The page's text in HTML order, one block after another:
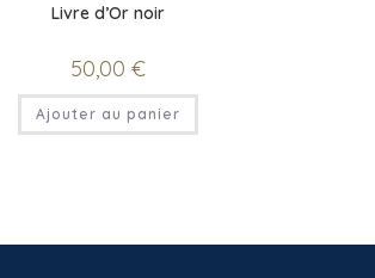
Livre d’Or noir
50,00 €
Ajouter au panier